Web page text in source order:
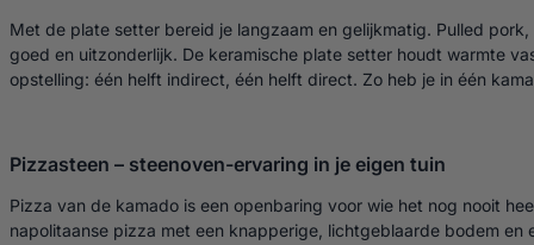
Met de plate setter bereid je langzaam en gelijkmatig. Pulled
goed en uitzonderlijk. De keramische plate setter houdt warmte
opstelling: één helft indirect, één helft direct. Zo heb je in één
Pizzasteen – steenoven-ervaring in je eigen tuin
Pizza van de kamado is een openbaring voor wie het nog nooit
napolitaanse pizza met een knapperige, lichtgeblaarde bodem